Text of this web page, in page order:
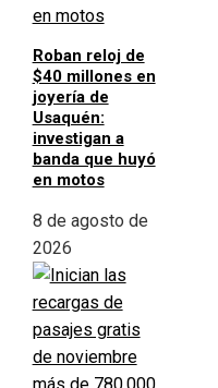
Roban reloj de
$40 millones en
joyería de
Usaquén:
investigan a
banda que huyó
en motos
8 de agosto de
2026